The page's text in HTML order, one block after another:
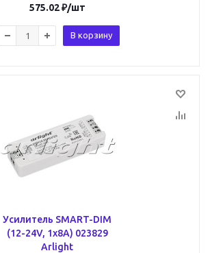
575.02₽/шт
В корзину
Усилитель SMART-DIM
(12-24V, 1x8A) 023829
Arlight